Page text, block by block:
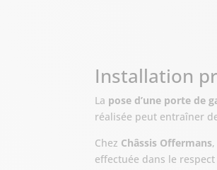
Installation
La pose d’une porte de
réalisée peut entraîner
Chez Châssis Offermans
effectuée dans le